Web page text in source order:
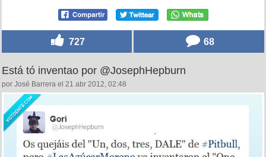
727 68
Está tó inventao por @JosephHepburn
por José Barrera el 21 abr 2012, 02:48